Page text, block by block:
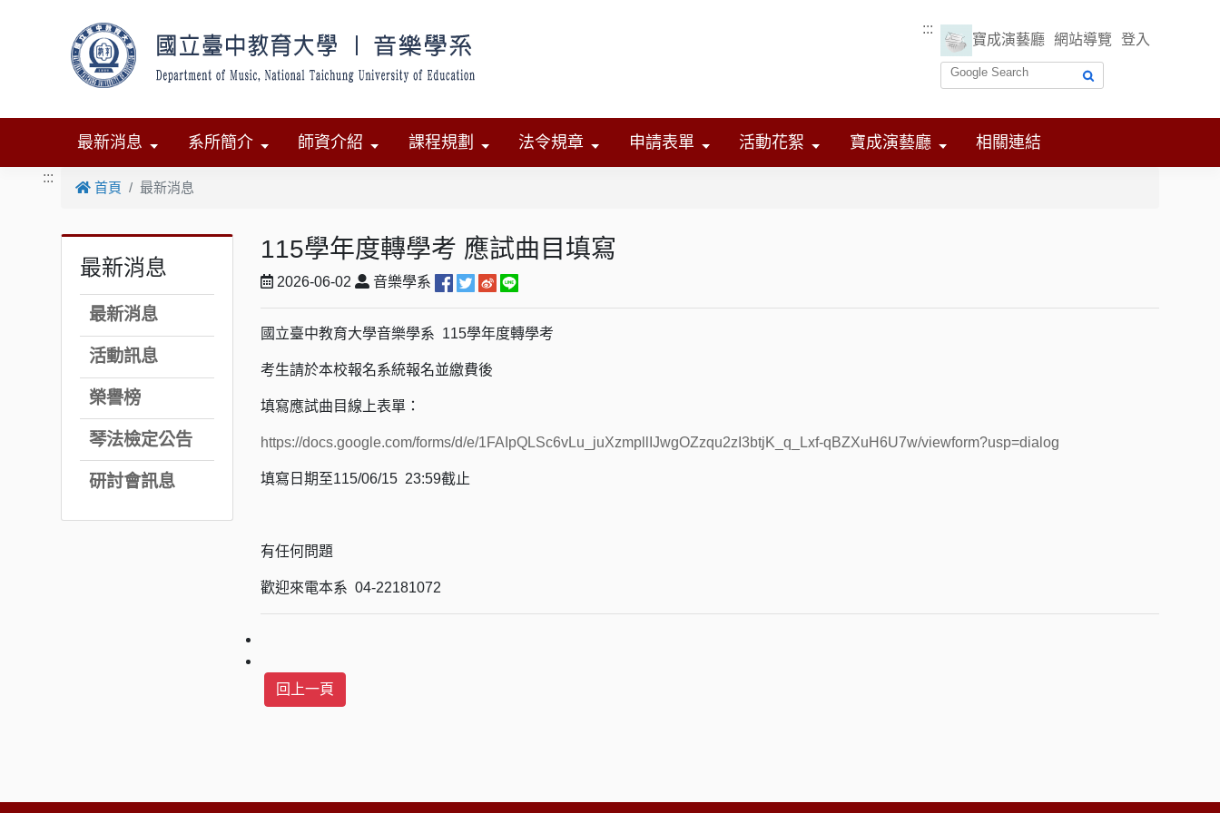
:::
寶成演藝廳 網站導覽 登入
最新消息 系所簡介 師資介紹 課程規劃 法令規章 申請表單 活動花絮 寶成演藝廳 相關連結
:::
首頁 最新消息
最新消息
最新消息
活動訊息
榮譽榜
琴法檢定公告
研討會訊息
115學年度轉學考 應試曲目填寫
2026-06-02 音樂學系
國立臺中教育大學音樂學系 115學年度轉學考
考生請於本校報名系統報名並繳費後
填寫應試曲目線上表單：
https://docs.google.com/forms/d/e/1FAIpQLSc6vLu_juXzmpllIJwgOZzqu2zI3btjK_q_Lxf-qBZXuH6U7w/viewform?usp=dialog
填寫日期至115/06/15 23:59截止
有任何問題
歡迎來電本系 04-22181072